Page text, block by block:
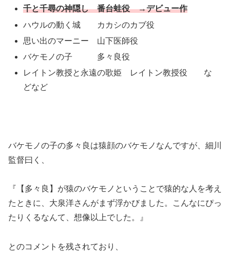
ハウルの動く城 カカシのカブ役
思い出のマーニー 山下医師役
バケモノの子 多々良役
レイトン教授と永遠の歌姫 レイトン教授役 な
どなど
監督曰く、
たときに、大泉洋さんがまず浮かびました。こんなにぴっ
たりくるなんて、想像以上でした。』